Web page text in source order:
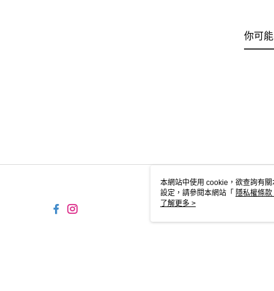
你可
本網站中使用 cookie，欲查詢有
設定，請參閱本網站「 隱私權條款
使用 cookie。
了解更多 >